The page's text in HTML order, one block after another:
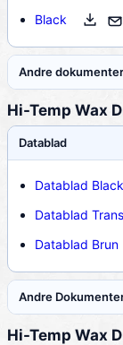
Black
Andre dokumenter
Hi-Temp Wax
Datablad
Datablad Black
Datablad
Datablad Brun
Andre
Hi-Temp Wax